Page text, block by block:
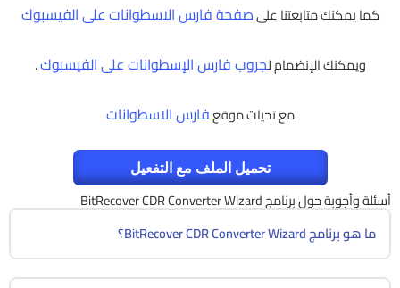
كما يمكنك متابعتنا علىصفحة فارس الاسطوانات على الفيسبوك
ويمكنك الإنضمام لجروب فارس الإسطوانات على الفيسبوك.
مع تحيات موقعفارس الاسطوانات
تحميل الملف مع التفعيل
أسئلة وأجوبة حول برنامج BitRecover CDR Converter Wizard
ما هو برنامج BitRecover CDR Converter Wizard؟